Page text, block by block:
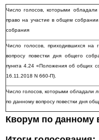
Число голосов, которыми
право на участие в общем
собрания
Число голосов, приходившихся
вопросу повестки дня общего
пункта 4.24 «Положения об общих
16.11.2018 N 660-П).
Число голосов, которыми обладали
по данному вопросу повестки дня
Кворум по данному